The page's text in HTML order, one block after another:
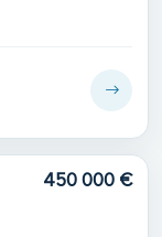
450 000 €